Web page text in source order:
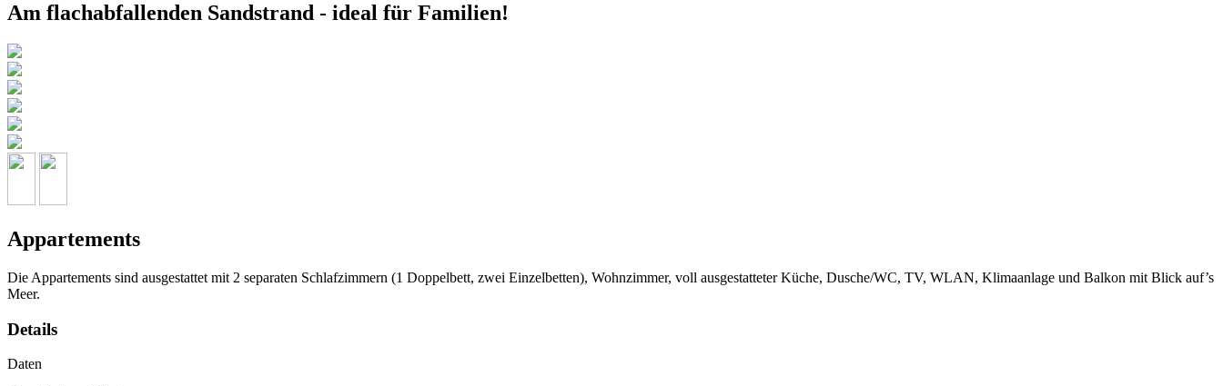
Am flachabfallenden Sandstrand - ideal für Familien!
Appartements
Die Appartements sind ausgestattet mit 2 separaten Schlafzimmern (1 Doppelbett, zwei Einzelbetten), Wohnzimmer, voll ausgestatteter Küche, Dusche/WC, TV, WLAN, Klimaanlage und Balkon mit Blick auf’s
Meer.
Details
Daten